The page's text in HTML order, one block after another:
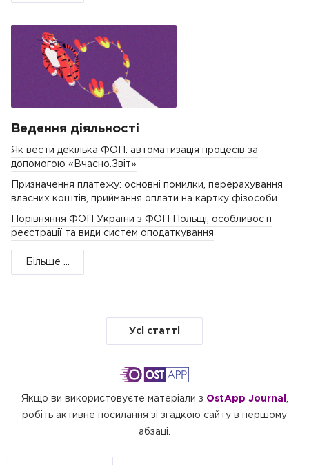
Ведення діяльності
Як вести декілька ФОП: автоматизація процесів за
допомогою «Вчасно.Звіт»
Призначення платежу: основні помилки, перерахування
власних коштів, приймання оплати на картку фізособи
Порівняння ФОП України з ФОП Польщі, особливості
реєстрації та види систем оподаткування
Більше ...
Усі статті
Якщо ви використовуєте матеріали з OstApp Journal
робіть активне посилання зі згадкою сайту в першому
абзаці.